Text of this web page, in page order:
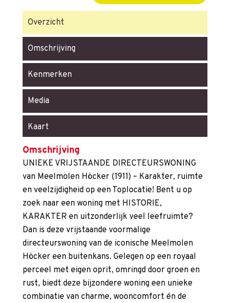
Overzicht
Omschrijving
Kenmerken
Media
Kaart
Omschrijving
UNIEKE VRIJSTAANDE DIRECTEURSWONING
van Meelmolen Höcker (1911) – Karakter, ruimte
en veelzijdigheid op een Toplocatie! Bent u op
zoek naar een woning met HISTORIE,
KARAKTER en uitzonderlijk veel leefruimte?
Dan is deze vrijstaande voormalige
directeurswoning van de iconische Meelmolen
Höcker een buitenkans. Gelegen op een royaal
perceel met eigen oprit, omringd door groen en
rust, biedt deze bijzondere woning een unieke
combinatie van charme, wooncomfort én de